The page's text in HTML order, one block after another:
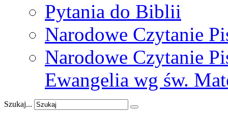
Pytania do Biblii
Narodowe Czytanie
Narodowe Czytanie
Ewangelia wg św.
Szukaj...